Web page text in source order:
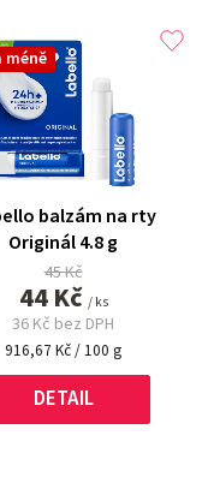
méně
balzám na rty
Originál 4.8 g
45 Kč
44 Kč / ks
36 Kč bez DPH
Měrná
916,67 Kč / 100 g
DETAIL